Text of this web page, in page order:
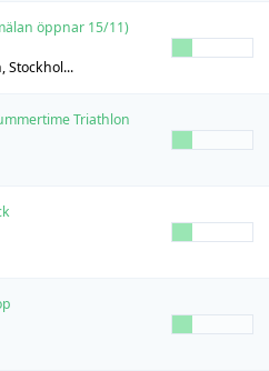
öppnar 15/11)
Stockhol...
Triathlon